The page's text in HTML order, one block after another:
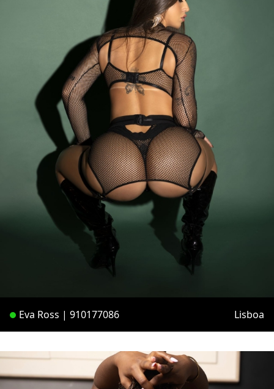
Eva Ross | 910177086 Lisboa